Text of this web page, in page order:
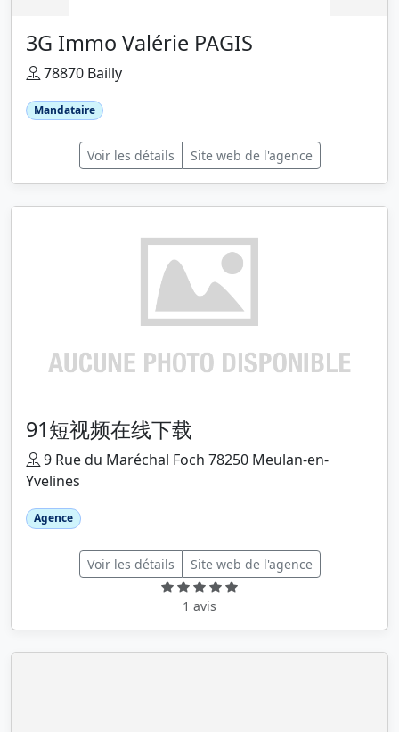
3G Immo Valérie PAGIS
78870 Bailly
Mandataire
Voir les détails Site web de l'agence
91短视频在线下载
9 Rue du Maréchal Foch 78250 Meulan-en-
Yvelines
Agence
Voir les détails Site web de l'agence
1 avis